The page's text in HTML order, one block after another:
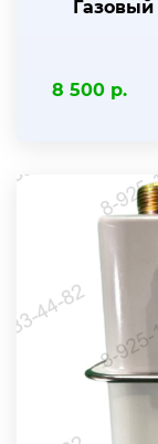
Газовый
8 500 р.